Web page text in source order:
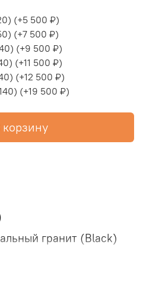
(+5 500 ₽)
(+7 500 ₽)
(+9 500 ₽)
(+11 500 ₽)
(+12 500 ₽)
(+19 500 ₽)
корзину
гранит (Black)